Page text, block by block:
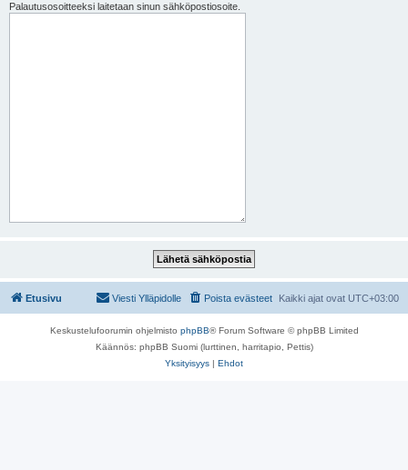
Palautusosoitteeksi laitetaan sinun sähköpostiosoite.
Etusivu Kaikki ajat ovat UTC+03:00
Poista evästeet
Viesti Ylläpidolle
Keskustelufoorumin ohjelmisto phpBB® Forum Software © phpBB Limited
Käännös: phpBB Suomi (lurttinen, harritapio, Pettis)
Yksityisyys | Ehdot